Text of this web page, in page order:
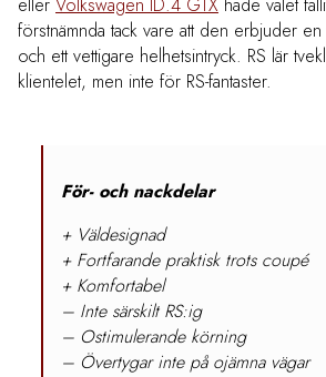
eller Volkswagen ID.4 GTX hade valet
förstnämnda tack vare att den erbjuder
och ett vettigare helhetsintryck. RS lär
klientelet, men inte för RS-fantaster.
För- och nackdelar
+ Väldesignad
+ Fortfarande praktisk trots coupé
+ Komfortabel
– Inte särskilt RS:ig
– Ostimulerande körning
– Övertygar inte på ojämna vägar